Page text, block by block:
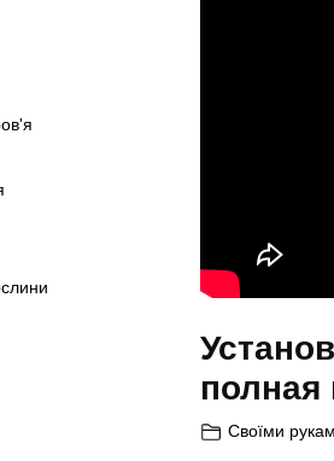
полная
Своїми